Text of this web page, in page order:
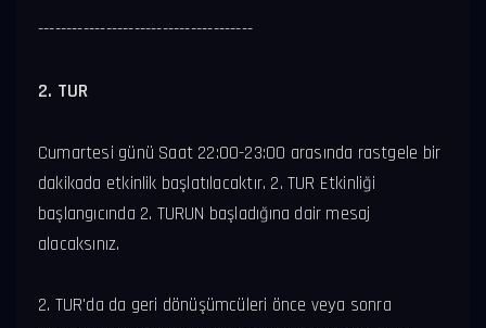
--------------------------------------
2. TUR
Cumartesi günü Saat 22:00-23:00 arasında rastgele bir
dakikada etkinlik başlatılacaktır. 2. TUR Etkinliği
başlangıcında 2. TURUN başladığına dair mesaj
alacaksınız.
2. TUR'da da geri dönüşümcüleri önce veya sonra